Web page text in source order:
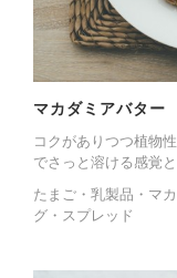
マカダミアバター
コクがありつつ植物
でさっと溶ける感覚
たまご・乳製品・マ
グ・スプレッド